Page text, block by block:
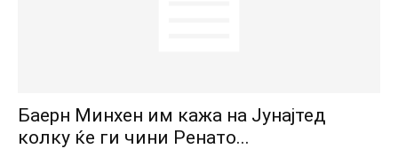
Баерн Минхен им кажа на Јунајтед
колку ќе ги чини Ренато...